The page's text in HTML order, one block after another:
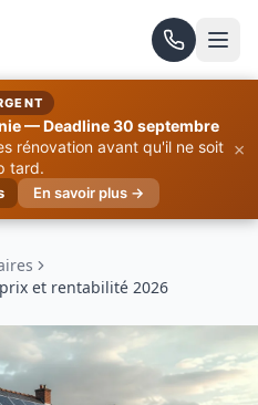
— Deadline 30 septembre
rénovation avant qu'il ne soit
tard.
En savoir plus →
×
et rentabilité 2026